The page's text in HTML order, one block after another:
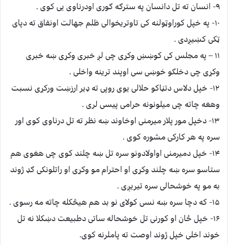
۹- انسان ته تل دانسان په سترګه ګوری اودرناوی یی کوی .
۱۰- په خپل کوراوټولنه کی تاوتریخوالی ظلم جهالت اونفاق ته دپای
ټکی کښیږدی .
۱۱ – په مجلس کی کوښښ وکړی چی لږ خبری وکړی ښه خبری
وکړی چی دخلګو خوښی سی اوپند ترینه واخلی .
۱۲- خپل دلاس دتڼاکو حلالی یوی روپی ته ډیر ارزښت ورکړی نسبت
وهغه چاته چی میلونونه حرامی پیسی لری .
۱۳- دخپل مور پلار میرمنی اوخاوند ښه نظر ته تل درناوی کوی اور
سره په هر کارکی مشوره کوی .
۱۴- خپل دمیرمنی اواولادونو سره تل ښه چلند کوی چی هغوی هم
ستاسو سره ښه چلند وکړی او احترام مو وکړی او راتلونکی ګډ ژوند
به مو په خوشحالی سره تیریږی .
۱۵- که دچا سره ښه نسی کولای نو بد هم هیڅکله چاته مه رسوی .
۱۶- خپل ځان او کورنی تل خوشحاله ساتی دطبیعت دښکلا نه تل
خوند اخلی خپل ژوند اوصت ته پاملرنه کوی.